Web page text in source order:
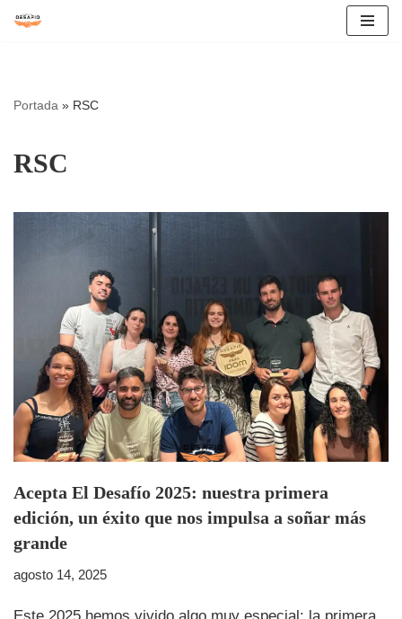
contenido
Portada » RSC
RSC
Acepta El Desafío 2025: nuestra primera
edición, un éxito que nos impulsa a soñar más
grande
agosto 14, 2025